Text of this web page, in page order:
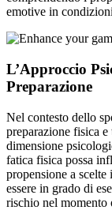
emotive in
L’Approccio
Preparazione
Nel contesto dello
preparazione fisica
dimensione
fatica fisica possa
propensione a
essere in grado di
rischio nel momento